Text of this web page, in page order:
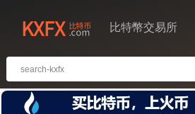
比特幣交易所